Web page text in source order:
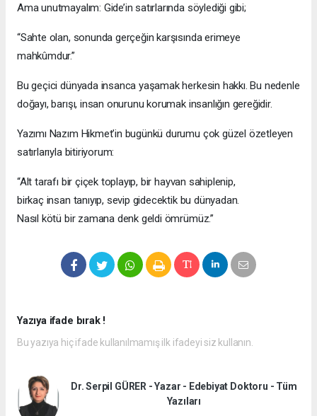
Ama unutmayalım: Gide’in satırlarında söylediği gibi;
“Sahte olan, sonunda gerçeğin karşısında erimeye
mahkûmdur.”
Bu geçici dünyada insanca yaşamak herkesin hakkı. Bu nedenle
doğayı, barışı, insan onurunu korumak insanlığın gereğidir.
Yazımı Nazım Hikmet’in bugünkü durumu çok güzel özetleyen
satırlarıyla bitiriyorum:
“Alt tarafı bir çiçek toplayıp, bir hayvan sahiplenip,
birkaç insan tanıyıp, sevip gidecektik bu dünyadan.
Nasıl kötü bir zamana denk geldi ömrümüz.”
Yazıya ifade bırak !
Bu yazıya hiç ifade kullanılmamış ilk ifadeyi siz kullanın.
Dr. Serpil GÜRER - Yazar - Edebiyat Doktoru - Tüm
Yazıları